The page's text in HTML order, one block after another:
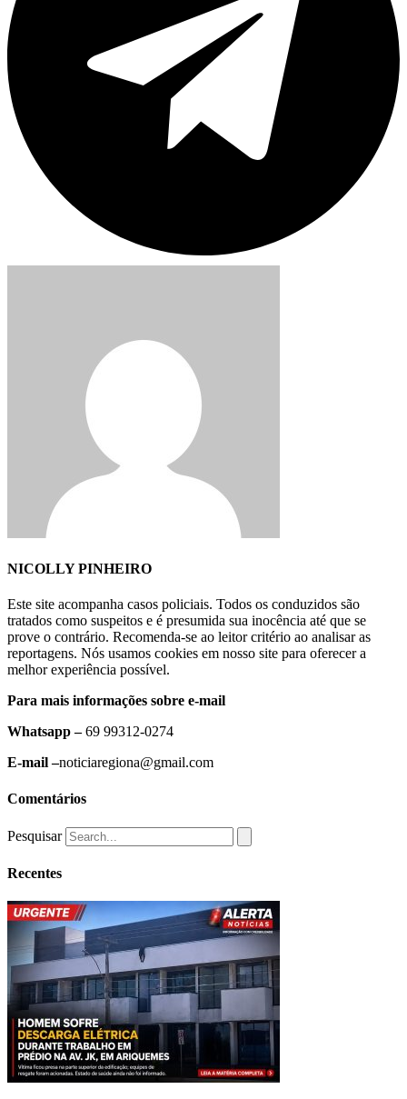
NICOLLY PINHEIRO
Este site acompanha casos policiais. Todos os conduzidos são
tratados como suspeitos e é presumida sua inocência até que se
prove o contrário. Recomenda-se ao leitor critério ao analisar as
reportagens. Nós usamos cookies em nosso site para oferecer a
melhor experiência possível.
Para mais informações sobre e-mail
Whatsapp –69 99312-0274
E-mail –noticiaregiona@gmail.com
Comentários
Pesquisar
Recentes